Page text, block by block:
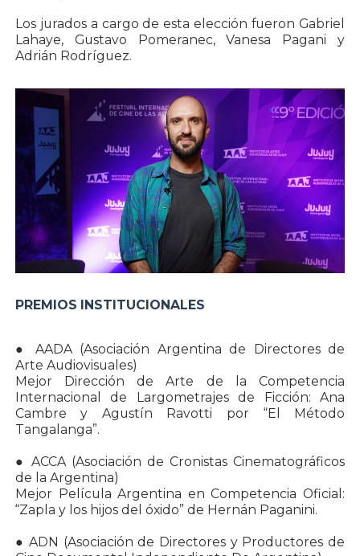
Los jurados a cargo de esta elección fueron Gabriel
Lahaye, Gustavo Pomeranec, Vanesa Pagani y
Adrián Rodríguez.
PREMIOS INSTITUCIONALES
● AADA (Asociación Argentina de Directores de
Arte Audiovisuales)
Mejor Dirección de Arte de la Competencia
Internacional de Largometrajes de Ficción: Ana
Cambre y Agustín Ravotti por “El Método
Tangalanga”.
● ACCA (Asociación de Cronistas Cinematográficos
de la Argentina)
Mejor Película Argentina en Competencia Oficial:
“Zapla y los hijos del óxido” de Hernán Paganini.
● ADN (Asociación de Directores y Productores de